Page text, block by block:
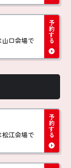
口会場で
江会場で